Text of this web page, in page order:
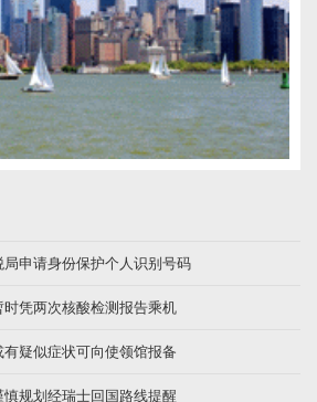
申请身份保护个人识别号码
凭两次核酸检测报告乘机
疑似症状可向使领馆报备
规划经瑞士回国路线提醒